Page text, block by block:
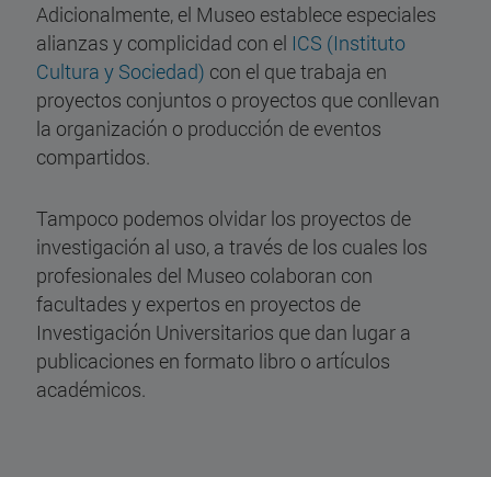
Adicionalmente, el Museo establece especiales
alianzas y complicidad con el ICS (Instituto
Cultura y Sociedad) con el que trabaja en
proyectos conjuntos o proyectos que conllevan
la organización o producción de eventos
compartidos.
Tampoco podemos olvidar los proyectos de
investigación al uso, a través de los cuales los
profesionales del Museo colaboran con
facultades y expertos en proyectos de
Investigación Universitarios que dan lugar a
publicaciones en formato libro o artículos
académicos.